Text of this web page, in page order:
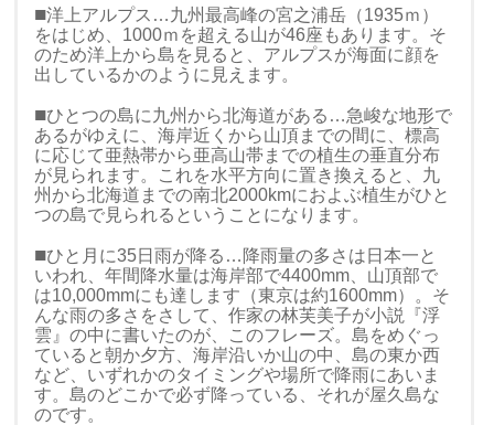
■洋上アルプス…九州最高峰の宮之浦岳（1935ｍ）
をはじめ、1000ｍを超える山が46座もあります。 そ
のため洋上から島を見ると、アルプスが海面に顔を
出しているかのように見えます。
■ひとつの島に九州から北海道がある…急峻な地形で
あるがゆえに、海岸近くから山頂までの間に、標高
に応じて亜熱帯から亜高山帯までの植生の垂直分布
が見られます。これを水平方向に置き換えると、九
州から北海道までの南北2000kmにおよぶ植生がひと
つの島で見られるということになります。
■ひと月に35日雨が降る…降雨量の多さは日本一と
いわれ、年間降水量は海岸部で4400mm、山頂部で
は10,000mmにも達します（東京は約1600mm）。そ
んな雨の多さをさして、作家の林芙美子が小説『浮
雲』の中に書いたのが、このフレーズ。島をめぐっ
ていると朝か夕方、海岸沿いか山の中、島の東か西
など、いずれかのタイミングや場所で降雨にあいま
す。島のどこかで必ず降っている、それが屋久島な
のです。